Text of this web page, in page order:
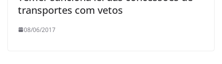
transportes com vetos
08/06/2017